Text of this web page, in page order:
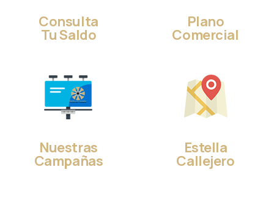
Consulta
Tu Saldo
Plano
Comercial
Nuestras
Campañas
Estella
Callejero